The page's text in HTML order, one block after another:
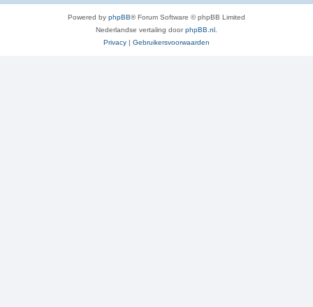
Powered by phpBB® Forum Software © phpBB Limited
Nederlandse vertaling doorphpBB.nl
Privacy | Gebruikersvoorwaarden